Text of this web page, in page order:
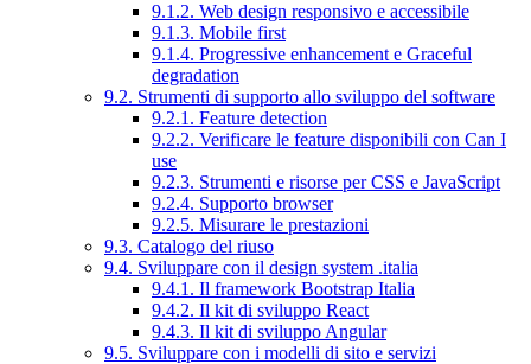
9.1.2. Web design responsivo e accessibile
9.1.3. Mobile first
9.1.4. Progressive enhancement e Graceful
degradation
9.2. Strumenti di supporto allo sviluppo del software
9.2.1. Feature detection
9.2.2. Verificare le feature disponibili con Can I
use
9.2.3. Strumenti e risorse per CSS e JavaScript
9.2.4. Supporto browser
9.2.5. Misurare le prestazioni
9.3. Catalogo del riuso
9.4. Sviluppare con il design system .italia
9.4.1. Il framework Bootstrap Italia
9.4.2. Il kit di sviluppo React
9.4.3. Il kit di sviluppo Angular
9.5. Sviluppare con i modelli di sito e servizi